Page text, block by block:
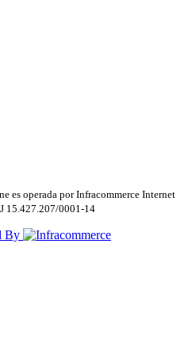
es operada por Infracommerce Internet
15.427.207/0001-14
By